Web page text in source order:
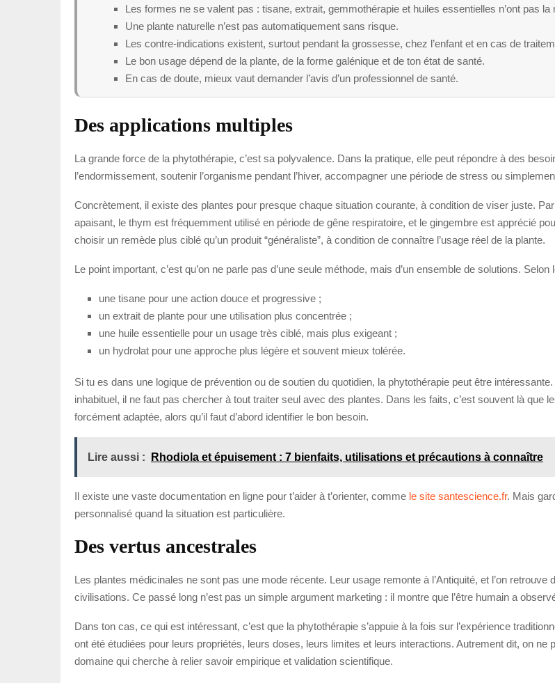
Les formes ne se valent pas : tisane, extrait, gemmothérapie et huiles essentielles n’ont pas
Une plante naturelle n’est pas automatiquement sans risque.
Les contre-indications existent, surtout pendant la grossesse, chez l’enfant et en cas de
Le bon usage dépend de la plante, de la forme galénique et de ton état de santé.
En cas de doute, mieux vaut demander l’avis d’un professionnel de santé.
Des applications multiples
La grande force de la phytothérapie, c’est sa polyvalence. Dans la pratique, elle peut répondre à des
l’endormissement, soutenir l’organisme pendant l’hiver, accompagner une période de stress ou
Concrètement, il existe des plantes pour presque chaque situation courante, à condition de viser juste.
apaisant, le thym est fréquemment utilisé en période de gêne respiratoire, et le gingembre est apprécié
choisir un remède plus ciblé qu’un produit “généraliste”, à condition de connaître l’usage réel de la plante.
Le point important, c’est qu’on ne parle pas d’une seule méthode, mais d’un ensemble de solutions.
une tisane pour une action douce et progressive ;
un extrait de plante pour une utilisation plus concentrée ;
une huile essentielle pour un usage très ciblé, mais plus exigeant ;
un hydrolat pour une approche plus légère et souvent mieux tolérée.
Si tu es dans une logique de prévention ou de soutien du quotidien, la phytothérapie peut être
inhabituel, il ne faut pas chercher à tout traiter seul avec des plantes. Dans les faits, c’est souvent là que
forcément adaptée, alors qu’il faut d’abord identifier le bon besoin.
Lire aussi : Rhodiola et épuisement : 7 bienfaits, utilisations et précautions à connaître
Il existe une vaste documentation en ligne pour t’aider à t’orienter, comme le site santescience.fr. Mais
personnalisé quand la situation est particulière.
Des vertus ancestrales
Les plantes médicinales ne sont pas une mode récente. Leur usage remonte à l’Antiquité, et l’on
civilisations. Ce passé long n’est pas un simple argument marketing : il montre que l’être humain a
Dans ton cas, ce qui est intéressant, c’est que la phytothérapie s’appuie à la fois sur l’expérience
ont été étudiées pour leurs propriétés, leurs doses, leurs limites et leurs interactions. Autrement dit, on ne
domaine qui cherche à relier savoir empirique et validation scientifique.